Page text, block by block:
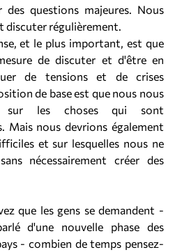
questions majeures. Nous
discuter régulièrement.
et le plus important, est que
de discuter et d'être en
de tensions et de crises
de base est que nous nous
sur les choses qui sont
Mais nous devrions également
et sur lesquelles nous ne
nécessairement créer des
que les gens se demandent -
d'une nouvelle phase des
- combien de temps pensez-